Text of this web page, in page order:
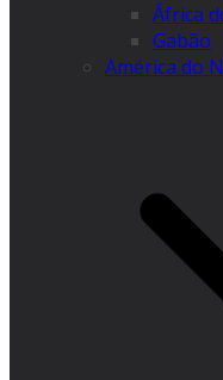
África
Gabão
América do